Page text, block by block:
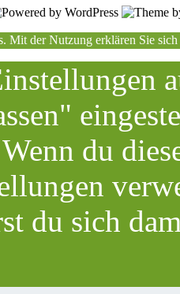
Mit der Nutzung erklären Sie
du
du sich